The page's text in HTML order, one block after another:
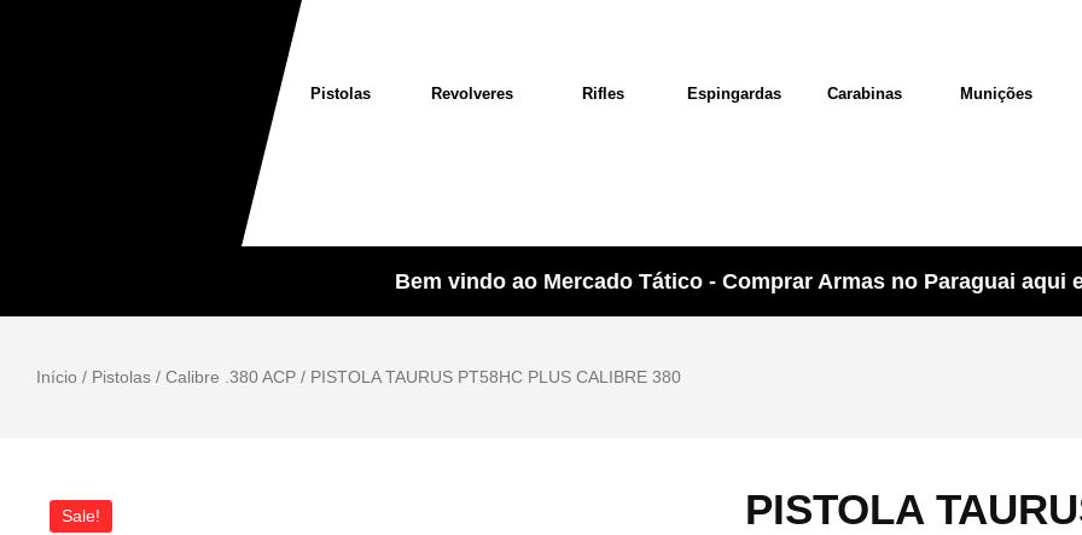
Pistolas Revolveres Rifles Espingardas Carabinas Munições
Bem vindo ao Mercado Tático - Comprar Armas no Paraguai aqui
Início / Pistolas / Calibre .380 ACP / PISTOLA TAURUS PT58HC PLUS CALIBRE 380
Sale!
PISTOLA